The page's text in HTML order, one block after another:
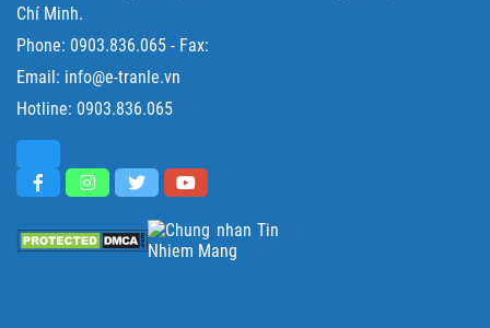
Chí Minh.
Phone: 0903.836.065 - Fax:
Email: info@e-tranle.vn
Hotline: 0903.836.065